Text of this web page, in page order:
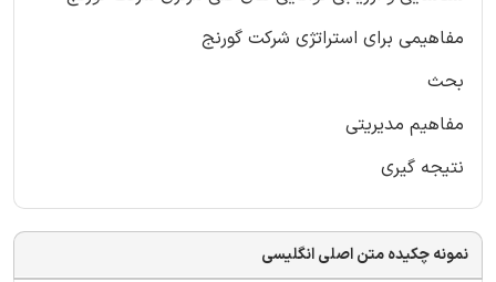
مفاهیمی برای استراتژی شرکت گورنج
بحث
مفاهیم مدیریتی
نتیجه گیری
نمونه چکیده متن اصلی انگلیسی